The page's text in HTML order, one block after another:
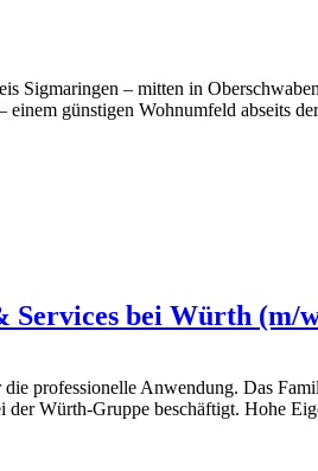
Sigmaringen – mitten in
günstigen Wohnumfeld abseits
bei Würth (m/
professionelle Anwendung. Das
Würth-Gruppe beschäftigt. Hohe